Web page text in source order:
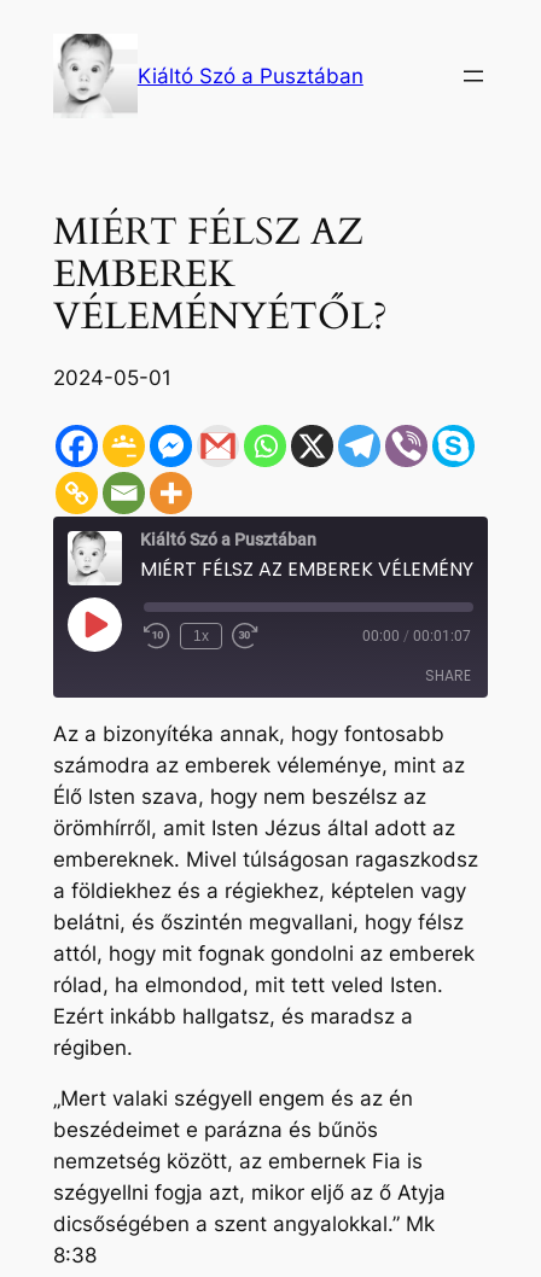
tartalomhoz
Kiáltó Szó a Pusztában
MIÉRT FÉLSZ AZ
EMBEREK
VÉLEMÉNYÉTŐL?
2024-05-01
Kiáltó Szó a Pusztában
MIÉRT FÉLSZ AZ EMBEREK VÉLEMÉNYÉTŐL?
Play
Episode Rewind
1x
Fast
seconds
00:00 / 00:01:07
SHARE
SHARE
LINK
EMBED
Az a bizonyítéka annak, hogy fontosabb
számodra az emberek véleménye, mint az
Élő Isten szava, hogy nem beszélsz az
örömhírről, amit Isten Jézus által adott az
embereknek. Mivel túlságosan ragaszkodsz
a földiekhez és a régiekhez, képtelen vagy
belátni, és őszintén megvallani, hogy félsz
attól, hogy mit fognak gondolni az emberek
rólad, ha elmondod, mit tett veled Isten.
Ezért inkább hallgatsz, és maradsz a
régiben.
„Mert valaki szégyell engem és az én
beszédeimet e parázna és bűnös
nemzetség között, az embernek Fia is
szégyellni fogja azt, mikor eljő az ő Atyja
dicsőségében a szent angyalokkal.” Mk
8:38